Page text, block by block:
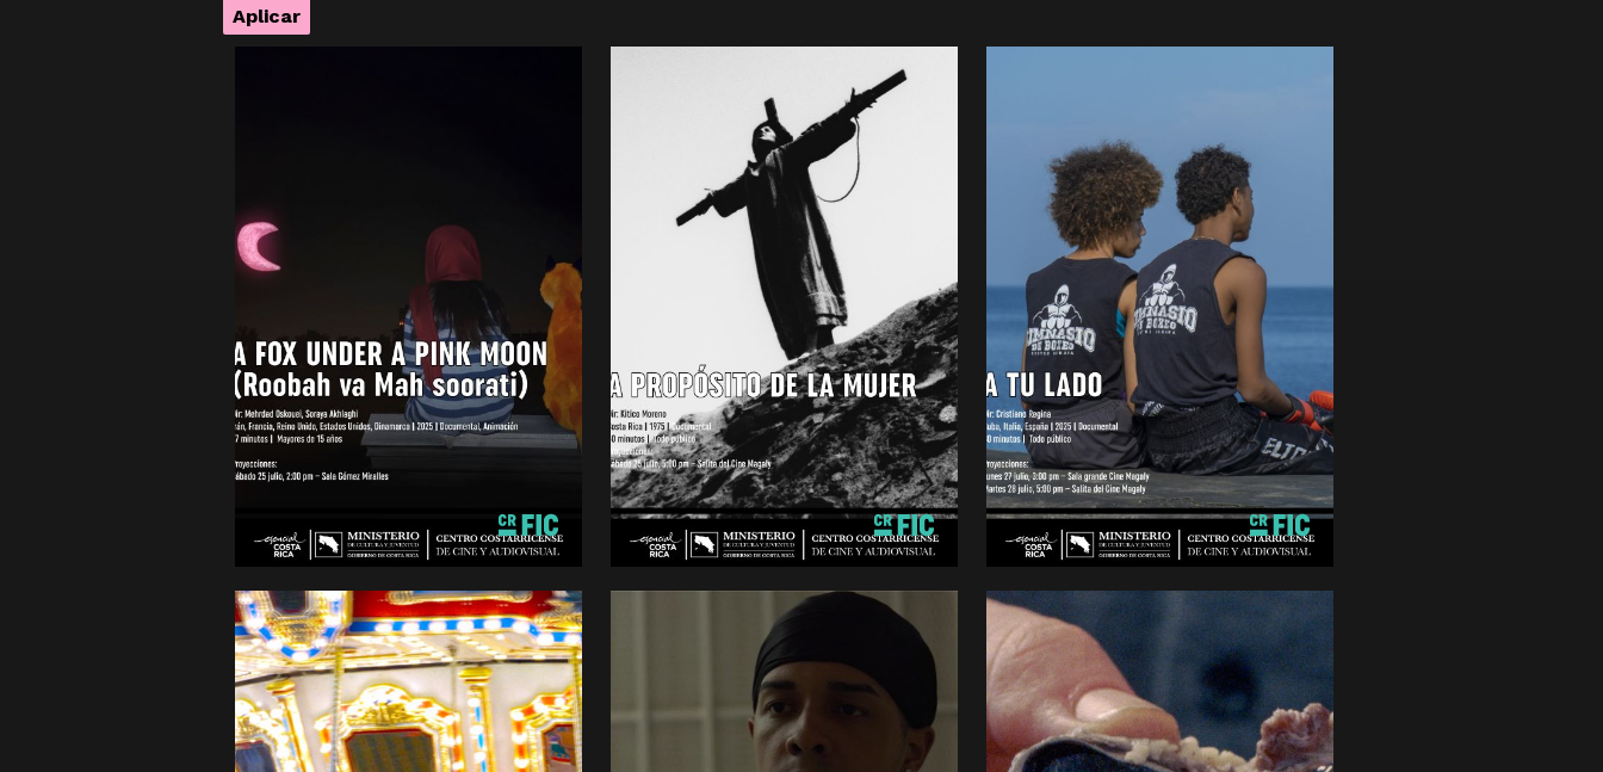
A FOX UNDER A PINK
MOON (ROOBAH VA MAH
SOORATI)
Documental
Mayores de 15 años
A PROPÓSITO DE LA
MUJER
Documental
Costa Rica
1975
Mayores de 15 años
A TU LADO
Drama
Cuba
2025
7 680 minutos
Mayores de 15 años